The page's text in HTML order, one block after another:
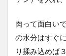
肉って面白い
の水分はすぐ
り揉み込めば